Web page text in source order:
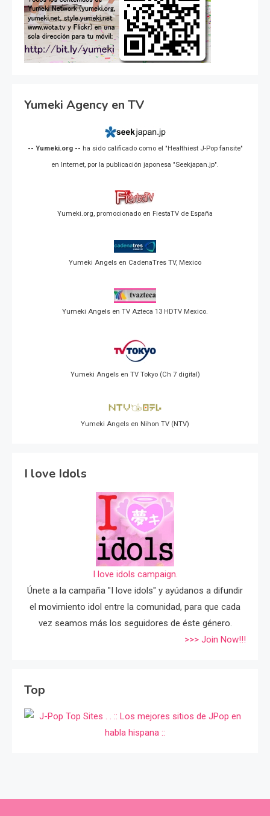
Yumeki Agency en TV
-- Yumeki.org -- ha sido calificado como el "Healthiest J-Pop fansite"
en Internet, por la publicación japonesa "Seekjapan.jp".
Yumeki.org, promocionado en FiestaTV de España
Yumeki Angels en CadenaTres TV, Mexico
Yumeki Angels en TV Azteca 13 HDTV Mexico.
Yumeki Angels en TV Tokyo (Ch 7 digital)
Yumeki Angels en Nihon TV (NTV)
I love Idols
I love idols campaign.
Únete a la campaña "I love idols" y ayúdanos a difundir
el movimiento idol entre la comunidad, para que cada
vez seamos más los seguidores de éste género.
>>> Join Now!!!
Top